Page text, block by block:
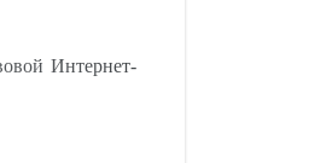
Интернет-